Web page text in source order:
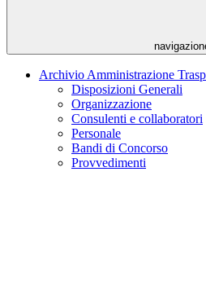
Archivio Amministrazione
Disposizioni Generali
Organizzazione
Consulenti e collaboratori
Personale
Bandi di Concorso
Provvedimenti